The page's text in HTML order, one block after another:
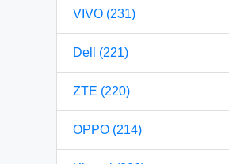
VIVO (231)
Dell (221)
ZTE (220)
OPPO (214)